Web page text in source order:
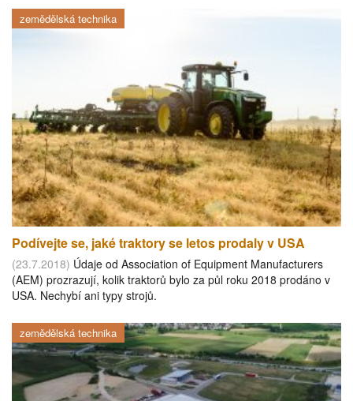
zemědělská technika
Podívejte se, jaké traktory se letos prodaly v USA
(23.7.2018) Údaje od Association of Equipment Manufacturers
(AEM) prozrazují, kolik traktorů bylo za půl roku 2018 prodáno v
USA. Nechybí ani typy strojů.
zemědělská technika